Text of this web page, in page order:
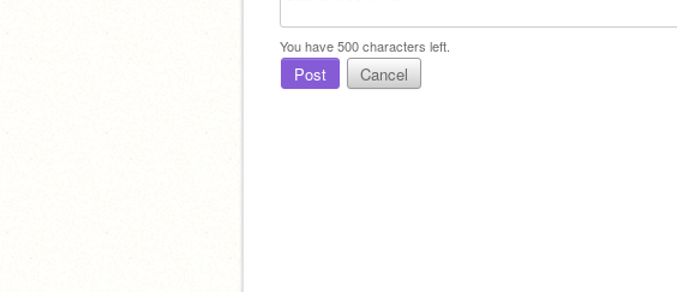
You have500characters left.
Post Cancel